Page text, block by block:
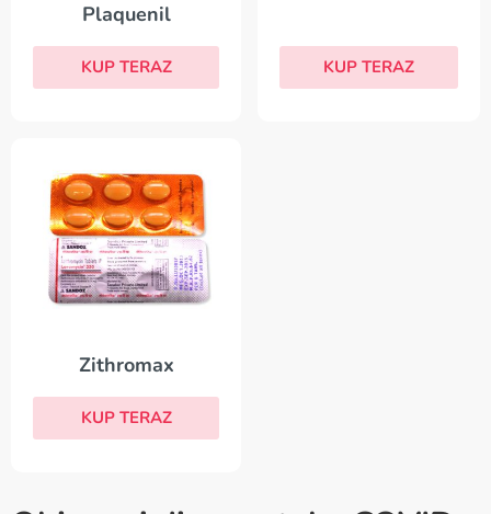
Plaquenil
KUP TERAZ KUP TERAZ
Zithromax
KUP TERAZ